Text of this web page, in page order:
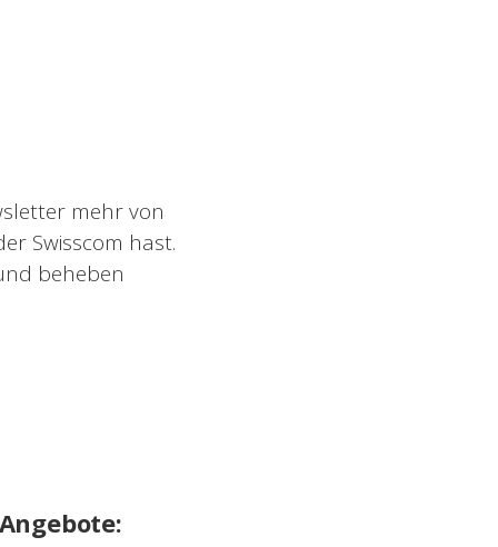
mehr von
Swisscom hast.
beheben